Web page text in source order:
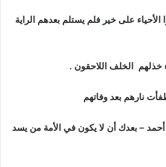
على خير فلم يستلم بعدهم الراية
خذلهم الخلف اللاحقون .
نارهم بعد وفاتهم
– بعدك أن لا يكون في الأمة من يسد